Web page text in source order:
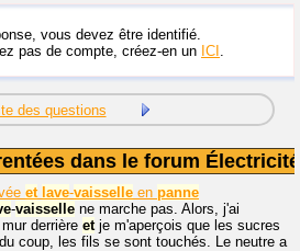
vous devez être identifié.
pas de compte, créez-en un ICI .
des questions
dans le forum Électricité
et lave-vaisselle en panne
-vaisselle ne marche pas. Alors, j'ai
derrière etje m'aperçois que les sucres
coup, les fils se sont touchés. Le neutre a